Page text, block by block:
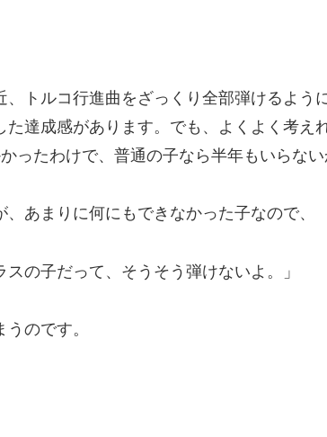
トルコ行進曲をざっくり全部弾けるよう
達成感があります。でも、よくよく考え
ったわけで、普通の子なら半年もいらない
あまりに何にもできなかった子なので、
スの子だって、そうそう弾けないよ。」
のです。